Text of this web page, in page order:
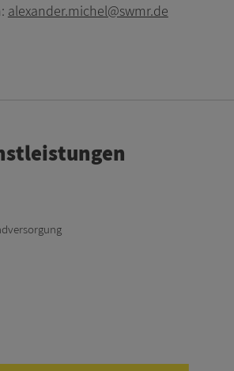
alexander.michel@swmr.de